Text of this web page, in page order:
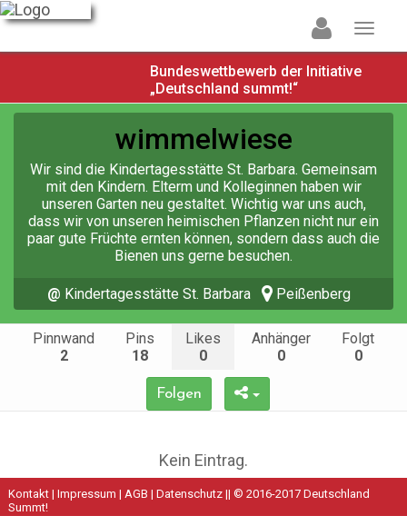
Bundeswettbewerb der Initiative
„Deutschland summt!“
wimmelwiese
Wir sind die Kindertagesstätte St. Barbara. Gemeinsam
mit den Kindern. Elterm und Kolleginnen haben wir
unseren Garten neu gestaltet. Wichtig war uns auch,
dass wir von unseren heimischen Pflanzen nicht nur ein
paar gute Früchte ernten können, sondern dass auch die
Bienen uns gerne besuchen.
@ Kindertagesstätte St. Barbara Peißenberg
Pinnwand
2
Pins
18
Likes
0
Anhänger
0
Folgt
0
Folgen
Kein Eintrag.
Kontakt| Impressum | AGB | Datenschutz|| © 2016-2017 Deutschland
Summt!